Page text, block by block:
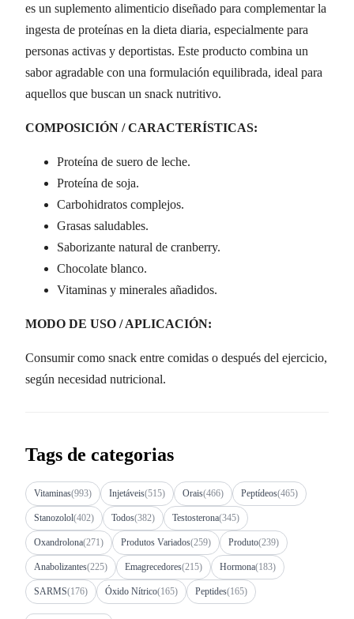
es un suplemento alimenticio diseñado para complementar la
ingesta de proteínas en la dieta diaria, especialmente para
personas activas y deportistas. Este producto combina un
sabor agradable con una formulación equilibrada, ideal para
aquellos que buscan un snack nutritivo.
COMPOSICIÓN / CARACTERÍSTICAS:
Proteína de suero de leche.
Proteína de soja.
Carbohidratos complejos.
Grasas saludables.
Saborizante natural de cranberry.
Chocolate blanco.
Vitaminas y minerales añadidos.
MODO DE USO / APLICACIÓN:
Consumir como snack entre comidas o después del ejercicio,
según necesidad nutricional.
Tags de categorias
Vitaminas(993) Injetáveis(515) Orais(466) Peptídeos(465)
Stanozolol(402) Todos(382) Testosterona(345)
Oxandrolona(271) Produtos Variados(259) Produto(239)
Anabolizantes(225) Emagrecedores(215) Hormona(183)
SARMS(176) Óxido Nítrico(165) Peptides(165)